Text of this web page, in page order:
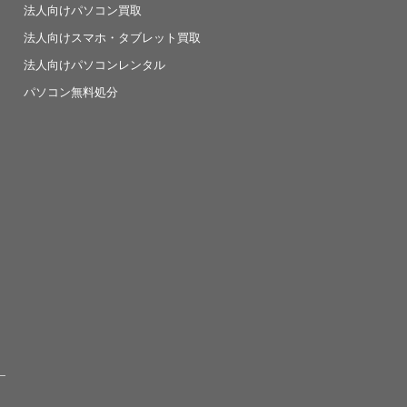
法人向けパソコン買取
法人向けスマホ・タブレット買取
法人向けパソコンレンタル
パソコン無料処分